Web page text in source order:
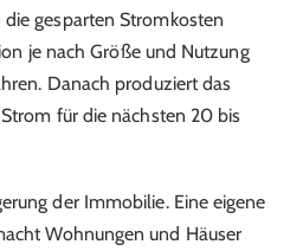
gesparten Stromkosten
je nach Größe und Nutzung
Danach produziert das
für die nächsten 20 bis
der Immobilie. Eine eigene
Wohnungen und Häuser